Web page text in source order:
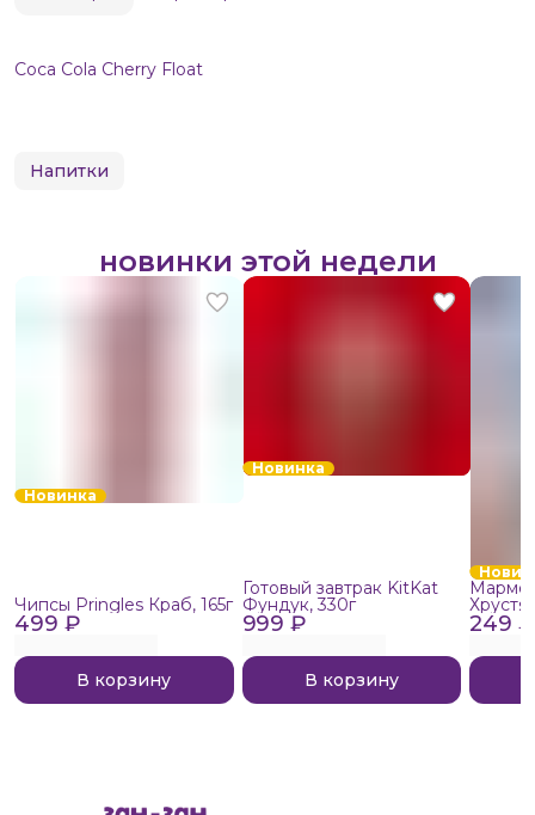
Coca Cola Cherry Float
Напитки
новинки этой недели
Новинка
499 ₽
Чипсы Pringles Краб, 165г
В корзину
Новинка
999 ₽
Готовый завтрак KitKat
Фундук, 330г
В корзину
249 ₽